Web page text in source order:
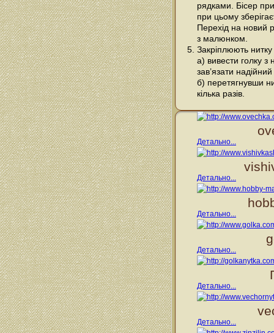
рядками. Бісер
при цьому
Перехід на новий
з малюнком.
Закріплюють
а) вивести голку з
зав’язати
б) перетягнувши
кілька разів.
Детально...
Детально...
Детально...
Детально...
Детально...
Детально...